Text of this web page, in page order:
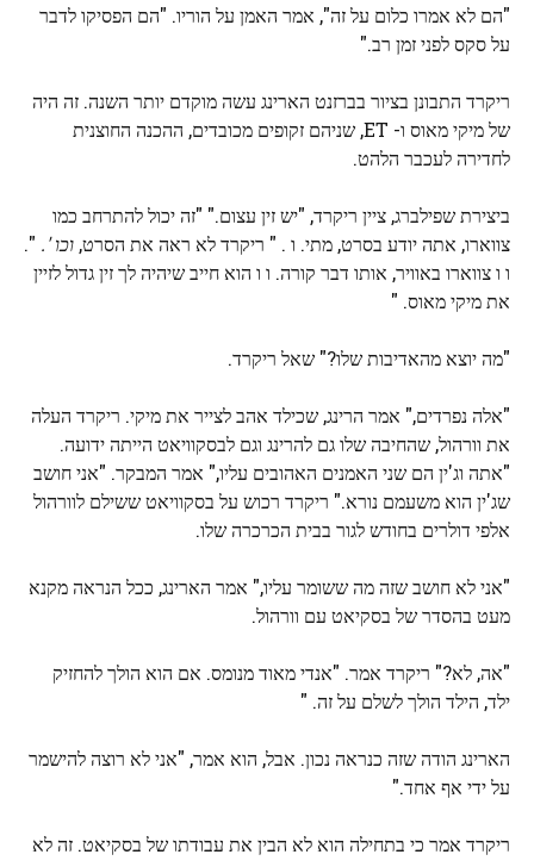
"הם לא אמרו כלום על זה", אמר האמן על הוריו. "הם הפסיקו לדבר
על סקס לפני זמן רב."
ריקרד התבונן בציור בברזנט הארינג עשה מוקדם יותר השנה. זה היה
של מיקי מאוס ו- ET, שניהם זקופים מכובדים, ההכנה החוצנית
לחדירה לעכבר הלהט.
ביצירת שפילברג, ציין ריקרד, "יש זין עצום." "זה יכול להתרחב כמו
צווארו, אתה יודע בסרט, מתי. ו . " ריקרד לא ראה את הסרט, וכו '. ".
ו ו צווארו באוויר, אותו דבר קורה. ו ו הוא חייב שיהיה לך זין גדול לזיין
את מיקי מאוס. "
"מה יוצא מהאדיבות שלו?" שאל ריקרד.
"אלה נפרדים," אמר הרינג, שכילד אהב לצייר את מיקי. ריקרד העלה
את וורהול, שהחיבה שלו גם להרינג וגם לבסקוויאט הייתה ידועה.
"אתה וג'ין הם שני האמנים האהובים עליו," אמר המבקר. "אני חושב
שג'ין הוא משעמם נורא." ריקרד רכוש על בסקוויאט ששילם לוורהול
אלפי דולרים בחודש לגור בבית הכרכרה שלו.
"אני לא חושב שזה מה ששומר עליו," אמר הארינג, ככל הנראה מקנא
מעט בהסדר של בסקיאט עם וורהול.
"אה, לא?" ריקרד אמר. "אנדי מאוד מנומס. אם הוא הולך להחזיק
ילד, הילד הולך לשלם על זה. "
הארינג הודה שזה כנראה נכון. אבל, הוא אמר, "אני לא רוצה להישמר
על ידי אף אחד."
ריקרד אמר כי בתחילה הוא לא הבין את עבודתו של בסקיאט. זה לא